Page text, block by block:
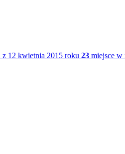
12 kwietnia 2015 roku 23 miejsce w